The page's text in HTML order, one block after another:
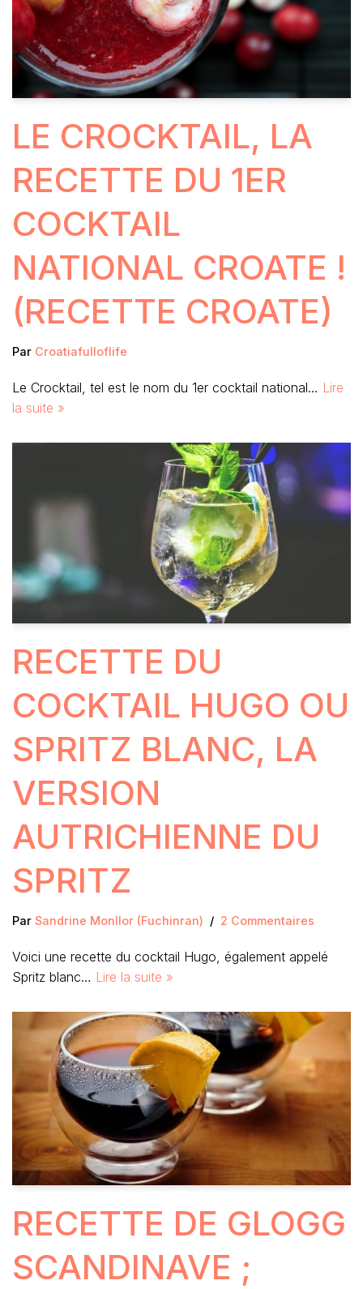
LE CROCKTAIL, LA
RECETTE DU 1ER
COCKTAIL
NATIONAL CROATE !
(RECETTE CROATE)
Par Croatiafulloflife
Le Crocktail, tel est le nom du 1er cocktail national… Lire
la suite »
RECETTE DU
COCKTAIL HUGO OU
SPRITZ BLANC, LA
VERSION
AUTRICHIENNE DU
SPRITZ
Par Sandrine Monllor (Fuchinran) 2 Commentaires
Voici une recette du cocktail Hugo, également appelé
Spritz blanc… Lire la suite »
RECETTE DE GLOGG
SCANDINAVE ;